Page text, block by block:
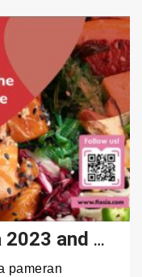
Food ingredients Asia 2023 and Vitafoods Asia 2023
pameran